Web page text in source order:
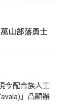
山部落勇士
今配合族人工
」凸顯辦